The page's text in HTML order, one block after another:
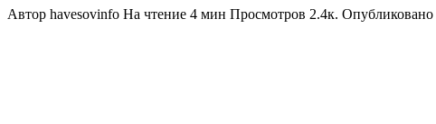
Автор havesovinfo На чтение 4 мин Просмотров 2.4к. Опубликовано